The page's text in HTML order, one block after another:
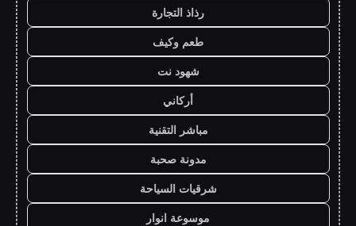
رذاذ التجارة
طعم وكيف
شهود نت
أركاني
مباشر التقنية
مدونة صحبة
شرقيات السياحة
موسوعة انوار